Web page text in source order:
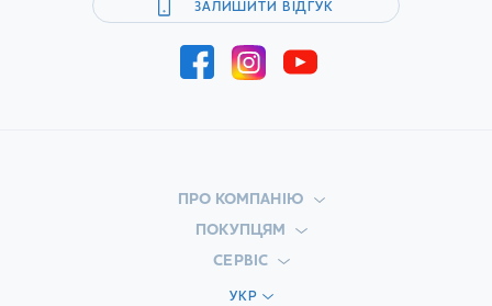
ЗАЛИШИТИ ВІДГУК
ПРО КОМПАНІЮ
ПОКУПЦЯМ
СЕРВІС
УКР